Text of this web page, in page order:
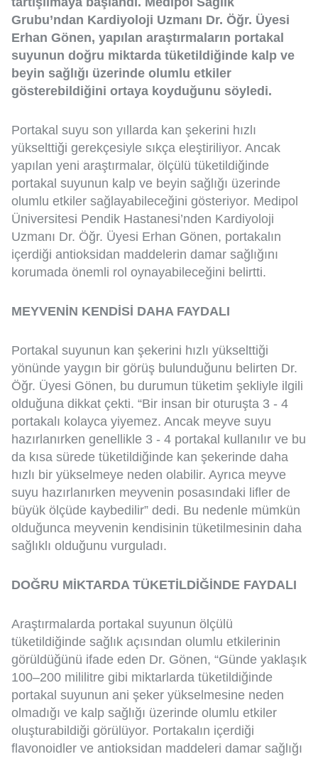
Grubu’ndan Kardiyoloji Uzmanı Dr. Öğr. Üyesi
Erhan Gönen, yapılan araştırmaların portakal
suyunun doğru miktarda tüketildiğinde kalp ve
beyin sağlığı üzerinde olumlu etkiler
gösterebildiğini ortaya koyduğunu söyledi.
Portakal suyu son yıllarda kan şekerini hızlı
yükselttiği gerekçesiyle sıkça eleştiriliyor. Ancak
yapılan yeni araştırmalar, ölçülü tüketildiğinde
portakal suyunun kalp ve beyin sağlığı üzerinde
olumlu etkiler sağlayabileceğini gösteriyor. Medipol
Üniversitesi Pendik Hastanesi’nden Kardiyoloji
Uzmanı Dr. Öğr. Üyesi Erhan Gönen, portakalın
içerdiği antioksidan maddelerin damar sağlığını
korumada önemli rol oynayabileceğini belirtti.
MEYVENİN KENDİSİ DAHA FAYDALI
Portakal suyunun kan şekerini hızlı yükselttiği
yönünde yaygın bir görüş bulunduğunu belirten Dr.
Öğr. Üyesi Gönen, bu durumun tüketim şekliyle ilgili
olduğuna dikkat çekti. “Bir insan bir oturuşta 3 - 4
portakalı kolayca yiyemez. Ancak meyve suyu
hazırlanırken genellikle 3 - 4 portakal kullanılır ve bu
da kısa sürede tüketildiğinde kan şekerinde daha
hızlı bir yükselmeye neden olabilir. Ayrıca meyve
suyu hazırlanırken meyvenin posasındaki lifler de
büyük ölçüde kaybedilir” dedi. Bu nedenle mümkün
olduğunca meyvenin kendisinin tüketilmesinin daha
sağlıklı olduğunu vurguladı.
DOĞRU MİKTARDA TÜKETİLDİĞİNDE FAYDALI
Araştırmalarda portakal suyunun ölçülü
tüketildiğinde sağlık açısından olumlu etkilerinin
görüldüğünü ifade eden Dr. Gönen, “Günde yaklaşık
100–200 mililitre gibi miktarlarda tüketildiğinde
portakal suyunun ani şeker yükselmesine neden
olmadığı ve kalp sağlığı üzerinde olumlu etkiler
oluşturabildiği görülüyor. Portakalın içerdiği
flavonoidler ve antioksidan maddeleri damar sağlığı